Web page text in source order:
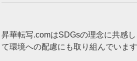
昇華転写.comはSDGsの理念に共感
て環境への配慮にも取り組んでいます